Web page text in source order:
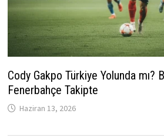
Cody Gakpo Türkiye Yolunda mı?
Fenerbahçe Takipte
Haziran 13, 2026